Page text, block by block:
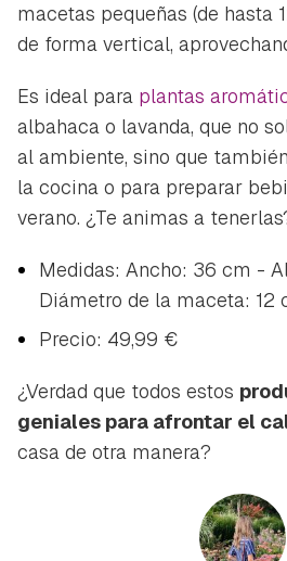
macetas pequeñas (de hasta
de forma vertical,
Es ideal para plantas
albahaca o lavanda, que no
al ambiente, sino que
la cocina o para preparar
verano. ¿Te animas a
Medidas: Ancho: 36 cm -
Diámetro de la maceta: 12
Precio: 49,99 €
¿Verdad que todos estos
geniales para afrontar el
casa de otra manera?